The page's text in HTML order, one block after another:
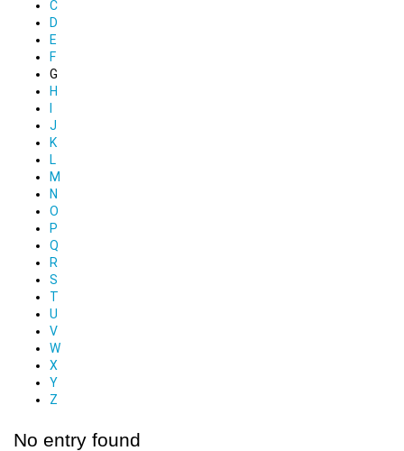
C
D
E
F
G
H
J
K
L
M
N
O
P
Q
R
S
T
U
V
W
X
Y
Z
No entry found